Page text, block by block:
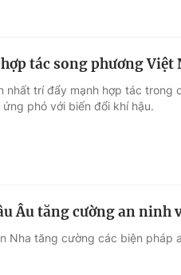
tác song phương
nhất trí đẩy mạnh hợp tác
phó với biến đổi khí hậu.
Âu tăng cường an ninh
Nha tăng cường các biện